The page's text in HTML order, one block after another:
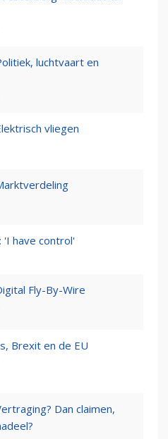
luchtvaart en
vliegen
'I have control'
Fly-By-Wire
Brexit en de EU
Dan claimen,